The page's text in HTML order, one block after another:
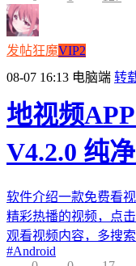
发帖狂魔VIP2
08-07 16:13 电脑端 转
地视频
V4.2.0 纯
软件介绍一款免费看
精彩热播的视频，点
观看视频内容，多搜
#Android